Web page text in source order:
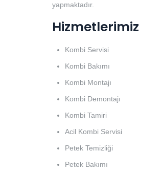
yapmaktadır.
Hizmetlerimiz
Kombi Servisi
Kombi Bakımı
Kombi Montajı
Kombi Demontajı
Kombi Tamiri
Acil Kombi Servisi
Petek Temizliği
Petek Bakımı